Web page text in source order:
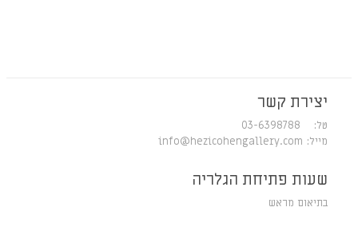
יצירת קשר
טל: 03-6398788
מייל: info@hezicohengallery.com
שעות פתיחת הגלריה
בתיאום מראש